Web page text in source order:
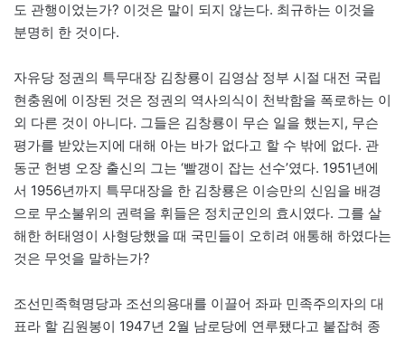
도 관행이었는가? 이것은 말이 되지 않는다. 최규하는 이것을
분명히 한 것이다.
자유당 정권의 특무대장 김창룡이 김영삼 정부 시절 대전 국립
현충원에 이장된 것은 정권의 역사의식이 천박함을 폭로하는 이
외 다른 것이 아니다. 그들은 김창룡이 무슨 일을 했는지, 무슨
평가를 받았는지에 대해 아는 바가 없다고 할 수 밖에 없다. 관
동군 헌병 오장 출신의 그는 ‘빨갱이 잡는 선수’였다. 1951년에
서 1956년까지 특무대장을 한 김창룡은 이승만의 신임을 배경
으로 무소불위의 권력을 휘들은 정치군인의 효시였다. 그를 살
해한 허태영이 사형당했을 때 국민들이 오히려 애통해 하였다는
것은 무엇을 말하는가?
조선민족혁명당과 조선의용대를 이끌어 좌파 민족주의자의 대
표라 할 김원봉이 1947년 2월 남로당에 연루됐다고 붙잡혀 종